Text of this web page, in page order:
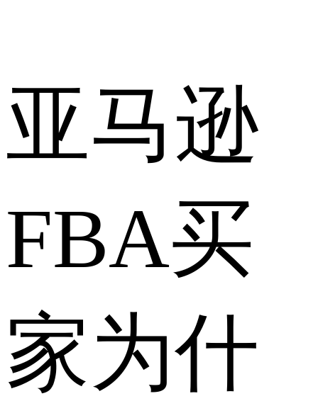
亚马逊
FBA买
家为什